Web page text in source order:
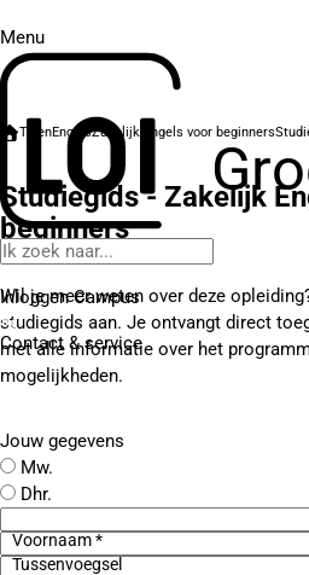
Menu
Inloggen Campus
Contact& service
TalenEngelsZakelijk Engels voor beginners
Studiegids - Zakelijk
beginners
Wil je meer weten over deze
studiegids aan. Je ontvangt direct
met alle informatie over het
mogelijkheden.
Jouw gegevens
Mw.
Dhr.
Voornaam *
Tussenvoegsel